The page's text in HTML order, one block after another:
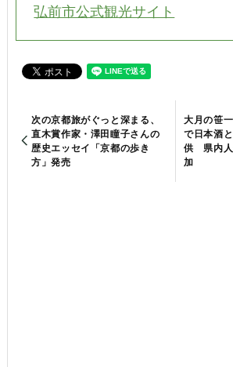
弘前市公式観光サイト
次の京都旅がぐっと深まる、
直木賞作家・澤田瞳子さんの
歴史エッセイ「京都の歩き
方」発売
大月の笹
で日本酒
供 県内人
加